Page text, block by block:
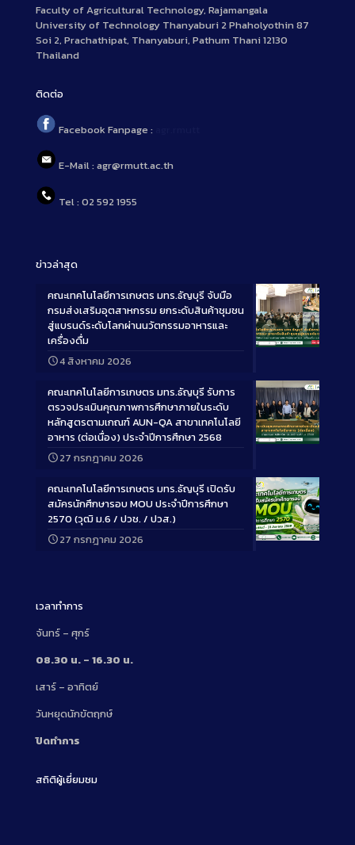
Faculty of Agricultural Technology, Rajamangala
University of Technology Thanyaburi 2 Phaholyothin 87
Soi 2, Prachathipat, Thanyaburi, Pathum Thani 12130
Thailand
ติดต่อ
Facebook Fanpage :
E-Mail : agr@rmutt.ac.th
Tel : 02 592 1955
ข่าวล่าสุด
Long
คณะเทคโนโลยีการเกษตร มทร.ธัญบุรี จับมือ
กรมส่งเสริมอุตสาหกรรม ยกระดับสินค้าชุมชน
สู่แบรนด์ระดับโลกผ่านนวัตกรรมอาหารและ
เครื่องดื่ม
4 สิงหาคม 2026
Long
คณะเทคโนโลยีการเกษตร มทร.ธัญบุรี รับการ
ตรวจประเมินคุณภาพการศึกษาภายในระดับ
หลักสูตรตามเกณฑ์ AUN-QA สาขาเทคโนโลยี
อาหาร (ต่อเนื่อง) ประจำปีการศึกษา 2568
27 กรกฎาคม 2026
Long
คณะเทคโนโลยีการเกษตร มทร.ธัญบุรี เปิดรับ
สมัครนักศึกษารอบ MOU ประจำปีการศึกษา
2570 (วุฒิ ม.6 / ปวช. / ปวส.)
27 กรกฎาคม 2026
เวลาทำการ
จันทร์ – ศุกร์
08.30 น. – 16.30 น.
เสาร์ – อาทิตย์
วันหยุดนักขัตฤกษ์
ปิดทำการ
สถิติผู้เยี่ยมชม